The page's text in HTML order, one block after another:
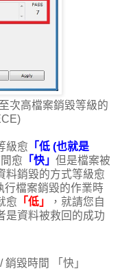
次高檔案銷毀等級的
級愈 「低 (也就是
愈 「快」 但是檔案被
料銷毀的方式等級愈
行檔案銷毀的作業時
愈 「低」
，就請您自
是資料被救回的成功
毀時間 「快」